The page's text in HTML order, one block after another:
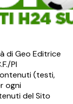
di Geo Editrice
PI
(testi,
ogni
del Sito